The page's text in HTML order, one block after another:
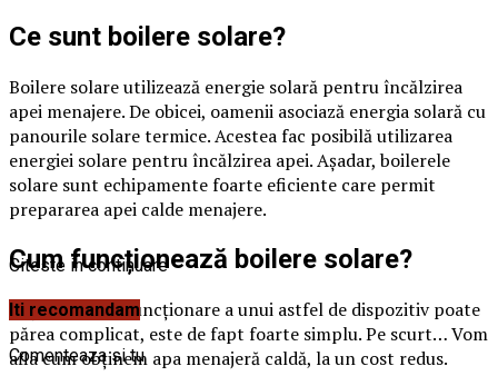
Ce sunt boilere solare?
Boilere solare utilizează energie solară pentru încălzirea
apei menajere. De obicei, oamenii asociază energia solară cu
panourile solare termice. Acestea fac posibilă utilizarea
energiei solare pentru încălzirea apei. Așadar, boilerele
solare sunt echipamente foarte eficiente care permit
prepararea apei calde menajere.
Cum funcționează boilere solare?
Deși modul de funcționare a unui astfel de dispozitiv poate
părea complicat, este de fapt foarte simplu. Pe scurt… Vom
afla cum obținem apa menajeră caldă, la un cost redus.
Citeste in continuare
Iti recomandam
Comenteaza si tu